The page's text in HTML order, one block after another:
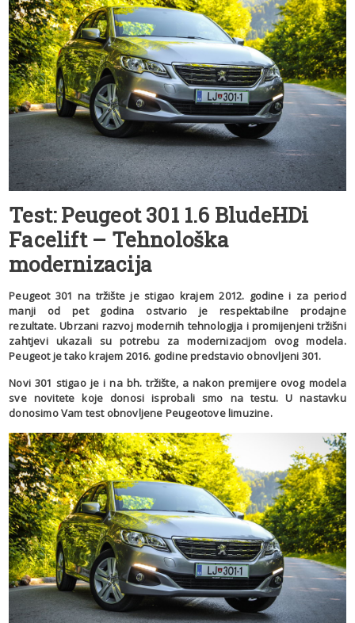
Test: Peugeot 301 1.6 BludeHDi
Facelift – Tehnološka
modernizacija
Peugeot 301 na tržište je stigao krajem 2012. godine i za period
manji od pet godina ostvario je respektabilne prodajne
rezultate. Ubrzani razvoj modernih tehnologija i promijenjeni tržišni
zahtjevi ukazali su potrebu za modernizacijom ovog modela.
Peugeot je tako krajem 2016. godine predstavio obnovljeni 301.
Novi 301 stigao je i na bh. tržište, a nakon premijere ovog modela
sve novitete koje donosi isprobali smo na testu. U nastavku
donosimo Vam test obnovljene Peugeotove limuzine.